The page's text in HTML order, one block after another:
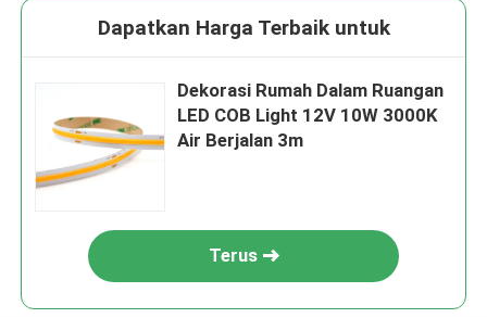
Dapatkan Harga Terbaik untuk
Dekorasi Rumah Dalam Ruangan
LED COB Light 12V 10W 3000K
Air Berjalan 3m
Terus